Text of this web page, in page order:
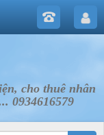
cho thuê nhân
0934616579